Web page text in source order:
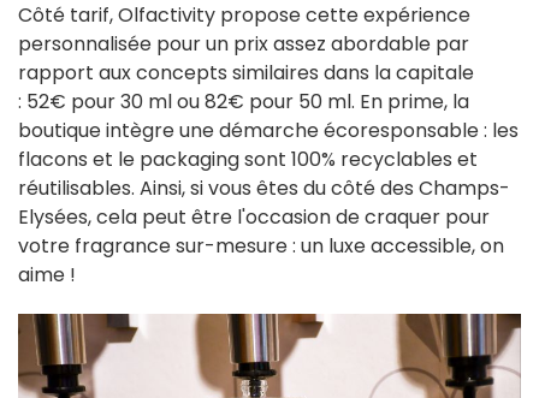
Côté tarif, Olfactivity propose cette expérience
personnalisée pour un prix assez abordable par
rapport aux concepts similaires dans la capitale
: 52€ pour 30 ml ou 82€ pour 50 ml. En prime, la
boutique intègre une démarche écoresponsable : les
flacons et le packaging sont 100% recyclables et
réutilisables. Ainsi, si vous êtes du côté des Champs-
Elysées, cela peut être l'occasion de craquer pour
votre fragrance sur-mesure : un luxe accessible, on
aime !